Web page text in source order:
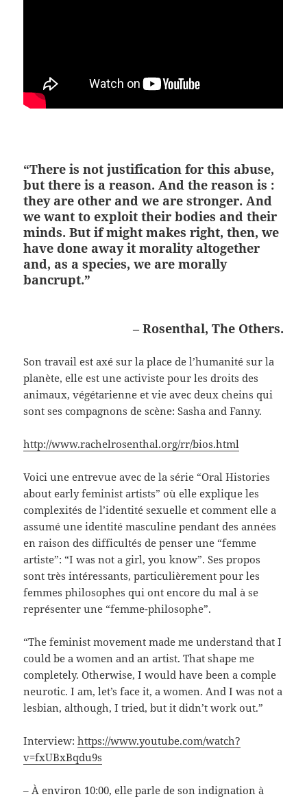
“There is not justification for this abuse,
but there is a reason. And the reason is :
they are other and we are stronger. And
we want to exploit their bodies and their
minds. But if might makes right, then, we
have done away it morality altogether
and, as a species, we are morally
bancrupt.”
– Rosenthal, The Others.
Son travail est axé sur la place de l’humanité sur la
planète, elle est une activiste pour les droits des
animaux, végétarienne et vie avec deux cheins qui
sont ses compagnons de scène: Sasha and Fanny.
http://www.rachelrosenthal.org/rr/bios.html
Voici une entrevue avec de la série “Oral Histories
about early feminist artists” où elle explique les
complexités de l’identité sexuelle et comment elle a
assumé une identité masculine pendant des années
en raison des difficultés de penser une “femme
artiste”: “I was not a girl, you know”. Ses propos
sont très intéressants, particulièrement pour les
femmes philosophes qui ont encore du mal à se
représenter une “femme-philosophe”.
“The feminist movement made me understand that I
could be a women and an artist. That shape me
completely. Otherwise, I would have been a comple
neurotic. I am, let’s face it, a women. And I was not a
lesbian, although, I tried, but it didn’t work out.”
Interview:https://www.youtube.com/watch?
v=fxUBxBqdu9s
– À environ 10:00, elle parle de son indignation à